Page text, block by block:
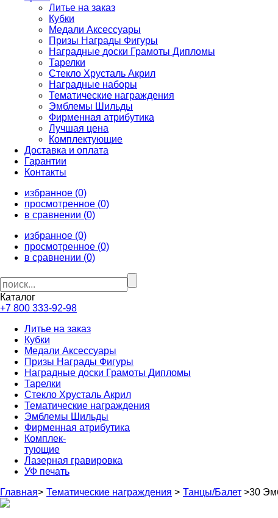
Литье на заказ
Кубки
Медали Аксессуары
Призы Награды Фигуры
Наградные доски Грамоты Дипломы
Тарелки
Стекло Хрусталь Акрил
Наградные наборы
Тематические награждения
Эмблемы Шильды
Фирменная атрибутика
Лучшая цена
Комплектующие
Доставка и оплата
Гарантии
Контакты
избранное (0)
просмотренное (0)
в сравнении (0)
избранное (0)
просмотренное (0)
в сравнении (0)
Каталог
+7 800 333-92-98
Литье на заказ
Кубки
Медали Аксессуары
Призы Награды Фигуры
Наградные доски Грамоты Дипломы
Тарелки
Стекло Хрусталь Акрил
Тематические награждения
Эмблемы Шильды
Фирменная атрибутика
Комплек-
тующие
Лазерная гравировка
УФ печать
Главная> Тематические награждения > Танцы/Балет >30